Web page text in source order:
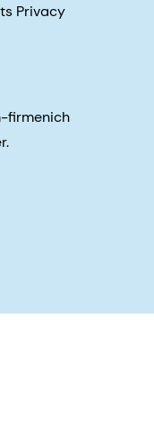
Privacy
firmenich